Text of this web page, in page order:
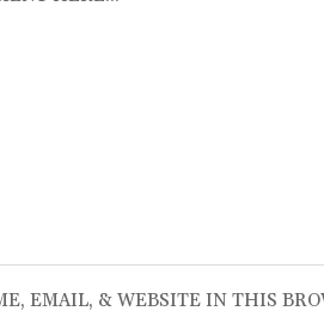
EMAIL, & WEBSITE IN THIS